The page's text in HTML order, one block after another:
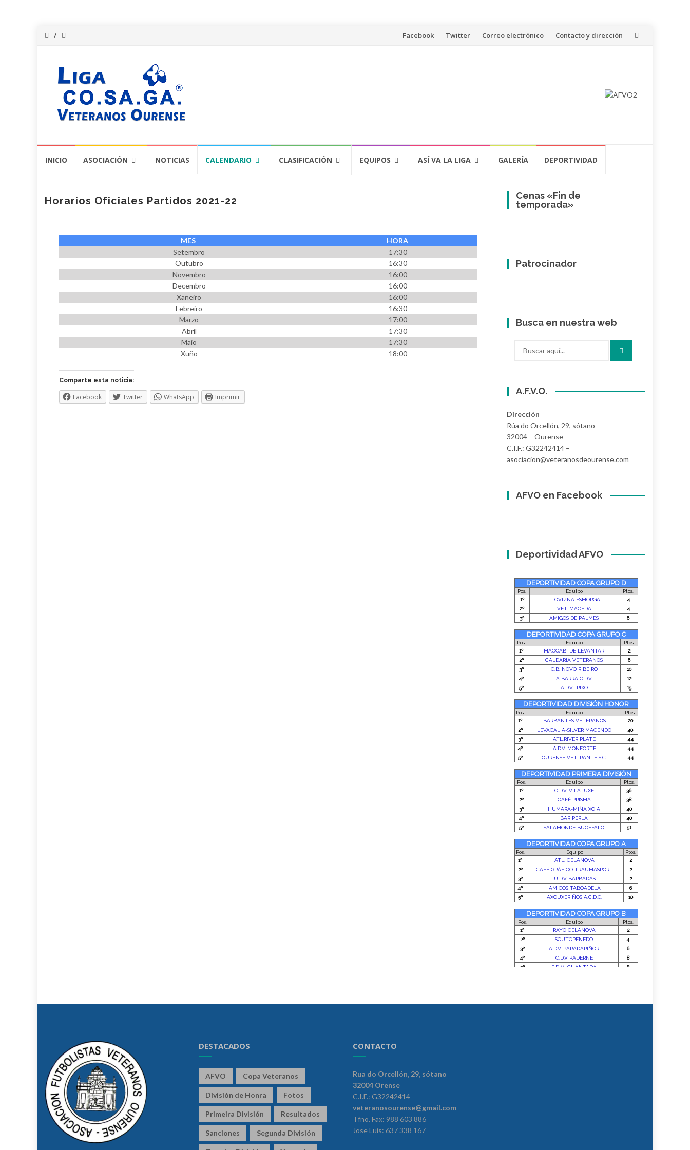
Saltar
Facebook Twitter Correo electrónico Contacto y dirección
INICIO ASOCIACIÓN NOTICIAS CALENDARIO CLASIFICACIÓN EQUIPOS ASÍ VA LA LIGA GALERÍA DEPORTIVIDAD
Horarios Oficiales Partidos 2021-22
MES
HORA
Setembro
17:30
Outubro
16:30
Novembro
16:00
Decembro
16:00
Xaneiro
16:00
Febreiro
16:30
Marzo
17:00
Abril
17:30
Maio
17:30
Xuño
18:00
Comparte esta noticia:
Facebook Twitter WhatsApp Imprimir
Cenas «Fin de
temporada»
Patrocinador
Busca en nuestra web
A.F.V.O.
Dirección
Rúa do Orcellón, 29, sótano
32004 – Ourense
C.I.F.: G32242414 –
asociacion@veteranosdeourense.com
AFVO en Facebook
Deportividad AFVO
DESTACADOS
AFVO Copa Veteranos
División de Honra Fotos
Primeira División Resultados
Sanciones Segunda División
CONTACTO
Rua do Orcellón, 29, sótano
32004 Orense
C.I.F.: G32242414
veteranosourense@gmail.com
Tfno. Fax: 988 603 886
Jose Luis: 637 338 167